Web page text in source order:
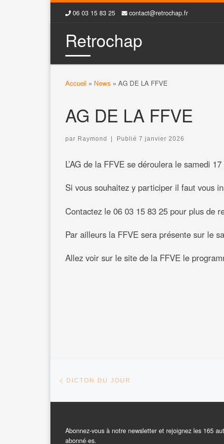
06 03 15 83 25 contact@retrochap.fr
Retrochap
Accueil » News » AG DE LA FFVE
AG DE LA FFVE
par Raymond Publié 7 janvier 2026
L’AG de la FFVE se déroulera le samedi
Si vous souhaitez y participer il faut vous
Contactez le 06 03 15 83 25 pour plus de
Par ailleurs la FFVE sera présente sur le
Allez voir sur le site de la FFVE le
Parcourir les articles
DICTON DU JOUR
Abonnez-vous à notre newsletter et rejoignez les 165
abonné·es.